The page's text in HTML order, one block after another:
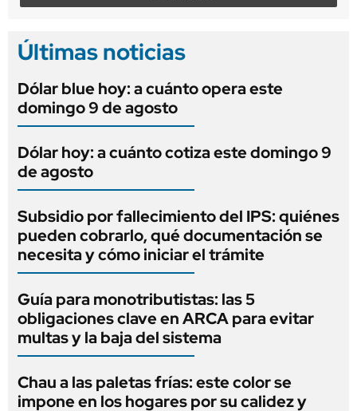
Últimas noticias
Dólar blue hoy: a cuánto opera este
domingo 9 de agosto
Dólar hoy: a cuánto cotiza este domingo 9
de agosto
Subsidio por fallecimiento del IPS: quiénes
pueden cobrarlo, qué documentación se
necesita y cómo iniciar el trámite
Guía para monotributistas: las 5
obligaciones clave en ARCA para evitar
multas y la baja del sistema
Chau a las paletas frías: este color se
impone en los hogares por su calidez y